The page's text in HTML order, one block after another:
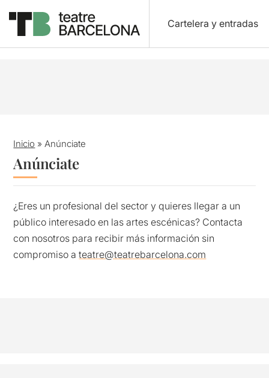
Cartelera y entradas
Inicio »Anúnciate
Anúnciate
¿Eres un profesional del sector y quieres llegar a un
público interesado en las artes escénicas? Contacta
con nosotros para recibir más información sin
compromiso ateatre@teatrebarcelona.com